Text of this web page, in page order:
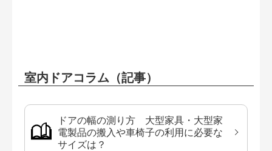
室内ドアコラム（記事）
ドアの幅の測り方 大型家具・大型家
電製品の搬入や車椅子の利用に必要な
サイズは？